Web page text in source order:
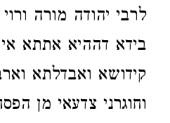
לרבי יהודה מורה
בידא דההיא אתתא
קידושא ואבדלתא
וחוגרני צדעאי מן